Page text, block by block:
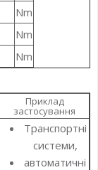
Nm
Nm
Nm
Приклад
застосування
Транспортні
системи,
автоматичні